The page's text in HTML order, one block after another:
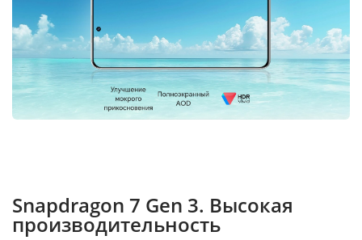
Snapdragon 7 Gen 3. Высокая
производительность